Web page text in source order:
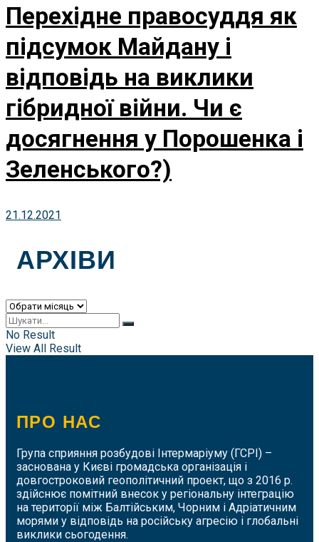
Перехідне правосуддя як
підсумок Майдану і
відповідь на виклики
гібридної війни. Чи є
досягнення у Порошенка і
Зеленського?)
21.12.2021
АРХІВИ
Архіви
No Result
View All Result
ПРО НАС
Група сприяння розбудові Інтермаріуму (ГСРІ) –
заснована у Києві громадська організація і
довгостроковий геополітичний проект, що з 2016 р.
здійснює помітний внесок у регіональну інтеграцію
на території між Балтійським, Чорним і Адріатичним
морями у відповідь на російську агресію і глобальні
виклики сьогодення.